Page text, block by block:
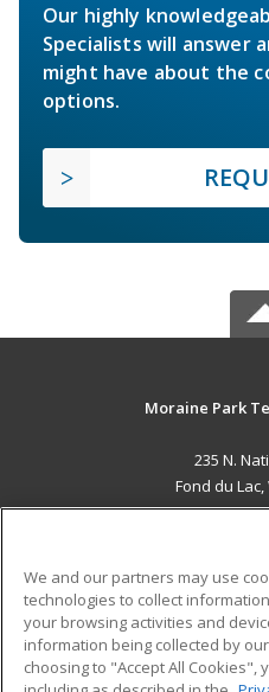
Our highly
Specialists will answer
might have about the
options.
Moraine Park
235 N.
Fond du Lac,
ADDITIONAL
Military
Financial Assistance
We and our partners may use
technologies to collect
your browsing activities and
information being collected by
choosing to "Accept All Cookies",